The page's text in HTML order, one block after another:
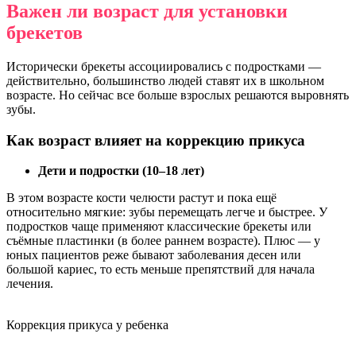
Важен ли возраст для установки
брекетов
Исторически брекеты ассоциировались с подростками —
действительно, большинство людей ставят их в школьном
возрасте. Но сейчас все больше взрослых решаются выровнять
зубы.
Как возраст влияет на коррекцию прикуса
Дети и подростки (10–18 лет)
В этом возрасте кости челюсти растут и пока ещё
относительно мягкие: зубы перемещать легче и быстрее. У
подростков чаще применяют классические брекеты или
съёмные пластинки (в более раннем возрасте). Плюс — у
юных пациентов реже бывают заболевания десен или
большой кариес, то есть меньше препятствий для начала
лечения.
Коррекция прикуса у ребенка